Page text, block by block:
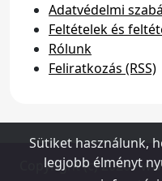
Adatvédelmi
Feltételek és
Rólunk
Feliratkozás (RSS)
Copyright (c) 2026 -
Sütiket használunk,
legjobb élményt